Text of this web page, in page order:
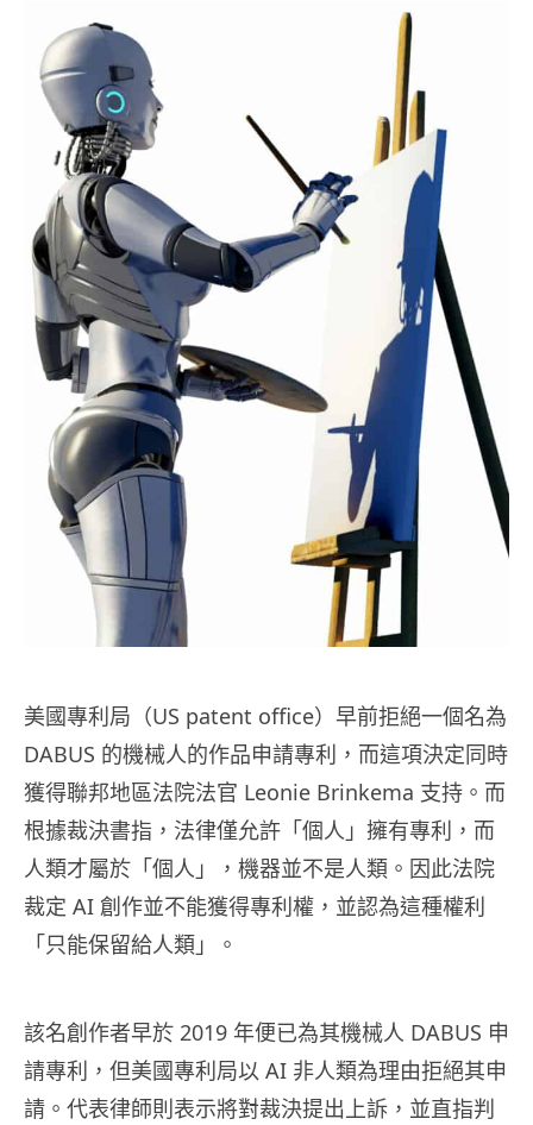
美國專利局（US patent office）早前拒絕一個名為
DABUS 的機械人的作品申請專利，而這項決定同時
獲得聯邦地區法院法官 Leonie Brinkema 支持。而
根據裁決書指，法律僅允許「個人」擁有專利，而
人類才屬於「個人」，機器並不是人類。因此法院
裁定 AI 創作並不能獲得專利權，並認為這種權利
「只能保留給人類」。
該名創作者早於 2019 年便已為其機械人 DABUS 申
請專利，但美國專利局以 AI 非人類為理由拒絕其申
請。代表律師則表示將對裁決提出上訴，並直指判